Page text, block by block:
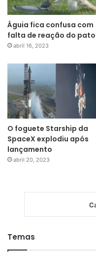
Águia fica confusa com
falta de reação do pato
abril 16, 2023
O foguete Starship da
SpaceX explodiu após
lançamento
abril 20, 2023
Temas